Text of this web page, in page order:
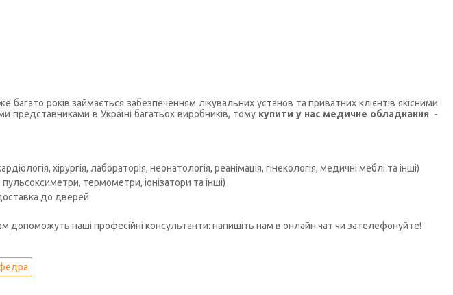
років займається забезпеченням лікувальних установ та приватних клієнтів якісними
представниками в Україні багатьох виробників, тому купити у нас медичне обладнання
-
хірургія, лабораторія, неонатологія, реанімація, гінекологія, медичні меблі та інші)
термометри, іонізатори та інші)
до дверей
допоможуть наші професійні консультанти: напишіть нам в онлайн чат чи зателефонуйте!